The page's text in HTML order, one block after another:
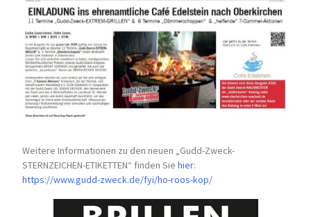
Weitere Informationen zu den neuen „Gudd-Zweck-
STERNZEICHEN-ETIKETTEN“ finden Siehier:
https://www.gudd-zweck.de/fyi/ho-roos-kop/